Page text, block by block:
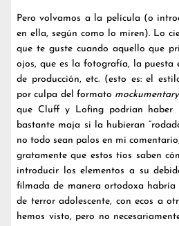
Pero volvamos a la película (o
en ella, según como lo miren). Lo
que te guste cuando aquello que
ojos, que es la fotografía, la puesta
de producción, etc. (esto es: el
por culpa del formato
que Cluff y Lofing podrían haber
bastante maja si la hubieran
no todo sean palos en mi
gratamente que estos tíos saben
introducir los elementos a su
filmada de manera ortodoxa habría
de terror adolescente, con ecos a
hemos visto, pero no